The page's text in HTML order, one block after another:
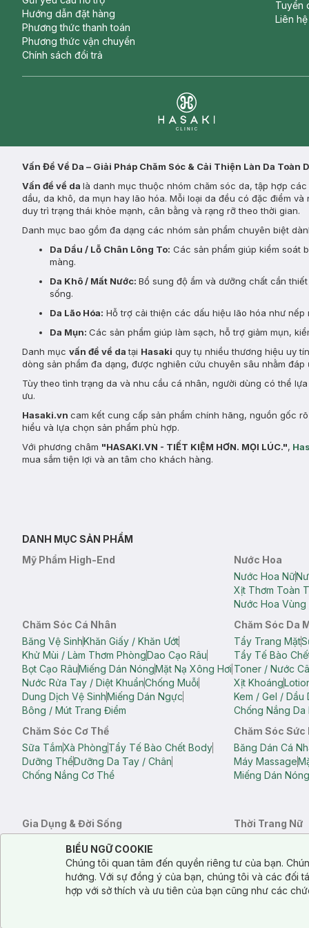
Hướng dẫn đặt hàng
Phương thức thanh toán
Phương thức vận chuyển
Chính sách đổi trả
Tuyển
Liên hệ
Vấn Đề Về Da – Giải Pháp Chăm Sóc & Cải Thiện Làn Da Toàn
Vấn đề về da là danh mục thuộc nhóm chăm sóc da, tập hợp
dầu, da khô, da mụn hay lão hóa. Mỗi loại da đều có đặc điểm
duy trì trạng thái khỏe mạnh, cân bằng và rạng rỡ theo thời gian.
Danh mục bao gồm đa dạng các nhóm sản phẩm chuyên biệt
Da Dầu / Lỗ Chân Lông To: Các sản phẩm giúp kiểm soát
màng.
Da Khô / Mất Nước: Bổ sung độ ẩm và dưỡng chất cần
sống.
Da Lão Hóa: Hỗ trợ cải thiện các dấu hiệu lão hóa như
Da Mụn: Các sản phẩm giúp làm sạch, hỗ trợ giảm mụn,
Danh mục vấn đề về datại Hasaki quy tụ nhiều thương hiệu uy
dòng sản phẩm đa dạng, được nghiên cứu chuyên sâu nhằm
Tùy theo tình trạng da và nhu cầu cá nhân, người dùng có thể
ưu.
Hasaki.vn cam kết cung cấp sản phẩm chính hãng, nguồn gốc
hiểu và lựa chọn sản phẩm phù hợp.
Với phương châm "HASAKI.VN - TIẾT KIỆM HƠN. MỌI LÚC.",
mua sắm tiện lợi và an tâm cho khách hàng.
DANH MỤC SẢN PHẨM
Mỹ Phẩm High-End
Nước Hoa
Nước Hoa Nữ
Xịt Thơm Toàn
Nước Hoa Vùng
Chăm Sóc Cá Nhân
Băng Vệ SinhKhăn Giấy / Khăn Ướt
Khử Mùi / Làm Thơm PhòngDao Cạo Râu
Bọt Cạo RâuMiếng Dán NóngMặt Nạ Xông Hơi
Nước Rửa Tay / Diệt KhuẩnChống Muỗi
Dung Dịch Vệ SinhMiếng Dán Ngực
Bông / Mút Trang Điểm
Chăm Sóc Da
Tẩy Trang Mặt
Tẩy Tế Bào
Toner / Nước
Xịt Khoáng
Kem / Gel / Dầu
Chống Nắng Da
Chăm Sóc Cơ Thể
Sữa TắmXà PhòngTẩy Tế Bào Chết Body
Dưỡng ThểDưỡng Da Tay / Chân
Chống Nắng Cơ Thể
Chăm Sóc Sức
Băng Dán Cá
Máy Massage
Miếng Dán Nóng
Gia Dụng & Đời Sống
Bông Tắm / Phụ Kiện Tắm
Phụ Kiện Điện Thoại Quạt Cầm Tay / Quạt Mini
Khử Mùi / Làm Thơm PhòngNước GiặtNước Xả
Thời Trang Nữ
Quần Lót Nữ
Túi Xách
Cookie Consent
Notice about cookies usage
BIỂU NGỮ COOKIE
Chúng tôi quan tâm đến quyền riêng tư của bạn.
hướng. Với sự đồng ý của bạn, chúng tôi và các đối
hợp với sở thích và ưu tiên của bạn cũng như các